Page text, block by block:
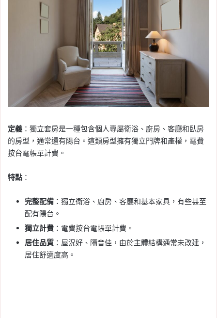
定義 ：獨立套房是一種包含個人專屬衛浴、廚房、客廳和臥房
的房型，通常還有陽台。這類房型擁有獨立門牌和產權，電費
按台電帳單計費。
特點 ：
完整配備 ：獨立衛浴、廚房、客廳和基本家具，有些甚至
配有陽台。
獨立計費 ：電費按台電帳單計費。
居住品質 ：屋況好、隔音佳，由於主體結構通常未改建，
居住舒適度高。